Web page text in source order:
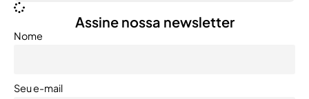
Assine nossa newsletter
Nome
Seu e-mail